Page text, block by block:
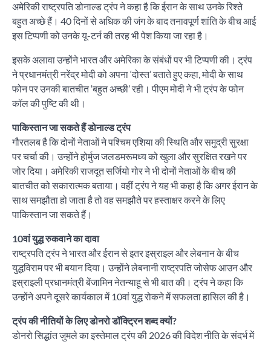
अमेरिकी राष्ट्रपति डोनाल्ड ट्रंप ने कहा है कि ईरान के साथ उनके रिश्ते
बहुत अच्छे हैं। 40 दिनों से अधिक की जंग के बाद तनावपूर्ण शांति के बीच आई
इस टिप्पणी को उनके यू-टर्न की तरह भी पेश किया जा रहा है।
इसके अलावा उन्होंने भारत और अमेरिका के संबंधों पर भी टिप्पणी की। ट्रंप
ने प्रधानमंत्री नरेंद्र मोदी को अपना ‘दोस्त’ बताते हुए कहा, मोदी के साथ
फोन पर उनकी बातचीत ‘बहुत अच्छी’ रही। पीएम मोदी ने भी ट्रंप के फोन
कॉल की पुष्टि की थी।
पाकिस्तान जा सकते हैं डोनाल्ड ट्रंप
गौरतलब है कि दोनों नेताओं ने पश्चिम एशिया की स्थिति और समुद्री सुरक्षा
पर चर्चा की। उन्होंने होर्मुज जलडमरूमध्य को खुला और सुरक्षित रखने पर
जोर दिया। अमेरिकी राजदूत सर्जियो गोर ने भी दोनों नेताओं के बीच की
बातचीत को सकारात्मक बताया। वहीं ट्रंप ने यह भी कहा है कि अगर ईरान के
साथ समझौता हो जाता है तो वह समझौते पर हस्ताक्षर करने के लिए
पाकिस्तान जा सकते हैं।
10वां युद्ध रुकवाने का दावा
राष्ट्रपति ट्रंप ने भारत और ईरान से इतर इस्राइल और लेबनान के बीच
युद्धविराम पर भी बयान दिया। उन्होंने लेबनानी राष्ट्रपति जोसेफ आउन और
इस्राइली प्रधानमंत्री बेंजामिन नेतन्याहू से भी बात की। ट्रंप ने कहा कि
उन्होंने अपने दूसरे कार्यकाल में 10वां युद्ध रोकने में सफलता हासिल की है।
ट्रंप की नीतियों के लिए डोनरो डॉक्ट्रिन शब्द क्यों?
डोनरो सिद्धांत जुमले का इस्तेमाल ट्रंप की 2026 की विदेश नीति के संदर्भ में